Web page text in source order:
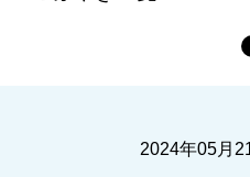
2024年05月